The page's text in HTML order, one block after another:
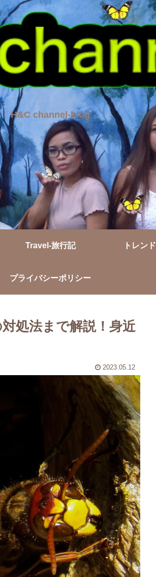
H&C channel-blog
Travel-旅行記 トレンド
プライバシーポリシー
処法まで解説！身近
2023.05.12